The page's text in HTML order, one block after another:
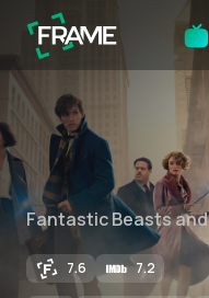
Fantastic Beasts
7.6 7.2